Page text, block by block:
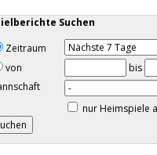
Suchen
Zeitraum
von
bis
nur Heimspiele